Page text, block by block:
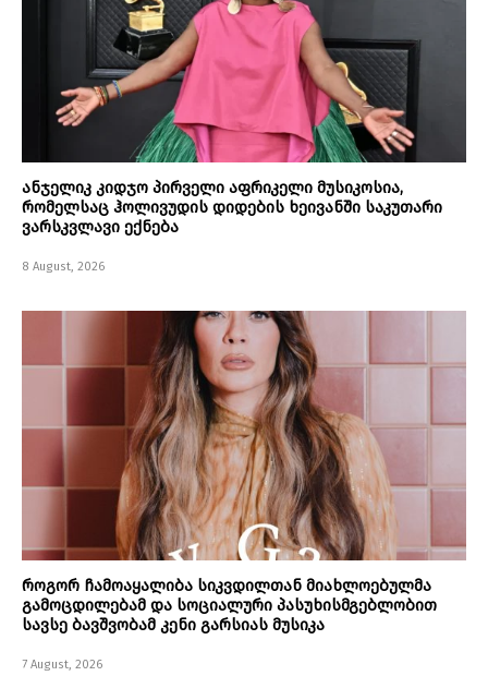
ანჯელიკ კიდჯო პირველი აფრიკელი მუსიკოსია,
რომელსაც ჰოლივუდის დიდების ხეივანში საკუთარი
ვარსკვლავი ექნება
8 August, 2026
როგორ ჩამოაყალიბა სიკვდილთან მიახლოებულმა
გამოცდილებამ და სოციალური პასუხისმგებლობით
სავსე ბავშვობამ კენი გარსიას მუსიკა
7 August, 2026